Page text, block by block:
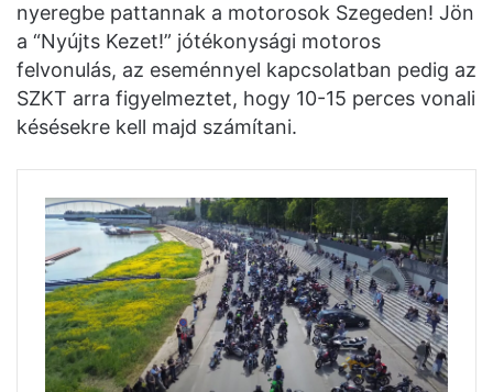
nyeregbe pattannak a motorosok Szegeden! Jön
a “Nyújts Kezet!” jótékonysági motoros
felvonulás, az eseménnyel kapcsolatban pedig az
SZKT arra figyelmeztet, hogy 10-15 perces vonali
késésekre kell majd számítani.